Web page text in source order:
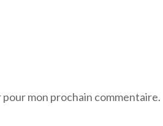
mon prochain commentaire.